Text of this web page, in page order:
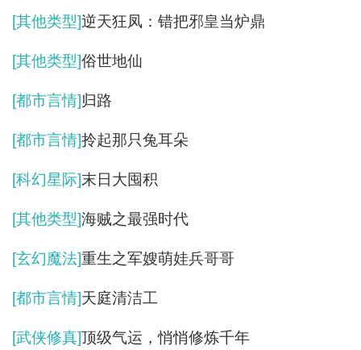
[其他类型]逆天狂凤：错把邪皇当炉鼎
[其他类型]俗世地仙
[都市言情]归路
[都市言情]拎起那只兔耳朵
[科幻星际]末日大囤积
[其他类型]海贼之最强时代
[玄幻魔法]重生之军嫂萌娃兵哥哥
[都市言情]天庭清洁工
[武侠修真]顶级气运，悄悄修炼千年